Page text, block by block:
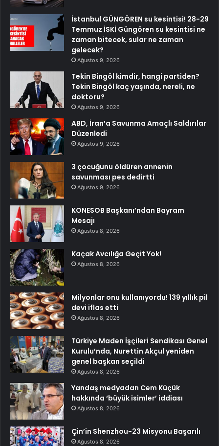
İstanbul GÜNGÖREN su kesintisi! 28-29
Temmuz İSKİ Güngören su kesintisi ne
zaman bitecek, sular ne zaman
gelecek?
Ağustos 9, 2026
Tekin Bingöl kimdir, hangi partiden?
Tekin Bingöl kaç yaşında, nereli, ne
doktoru?
Ağustos 9, 2026
ABD, İran’a Savunma Amaçlı Saldırılar
Düzenledi
Ağustos 9, 2026
3 çocuğunu öldüren annenin
savunması pes dedirtti
Ağustos 9, 2026
KONESOB Başkanı’ndan Bayram
Mesajı
Ağustos 8, 2026
Kaçak Avcılığa Geçit Yok!
Ağustos 8, 2026
Milyonlar onu kullanıyordu! 139 yıllık pil
devi iflas etti
Ağustos 8, 2026
Türkiye Maden İşçileri Sendikası Genel
Kurulu’nda, Nurettin Akçul yeniden
genel başkan seçildi
Ağustos 8, 2026
Yandaş medyadan Cem Küçük
hakkında ‘büyük isimler’ iddiası
Ağustos 8, 2026
Çin’in Shenzhou-23 Misyonu Başarılı
Ağustos 8, 2026